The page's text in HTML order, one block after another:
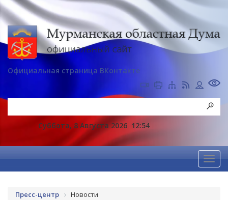
Официальная страница ВКонтакте
Суббота, 8 Августа 2026 12:54
Пресс-центр Новости